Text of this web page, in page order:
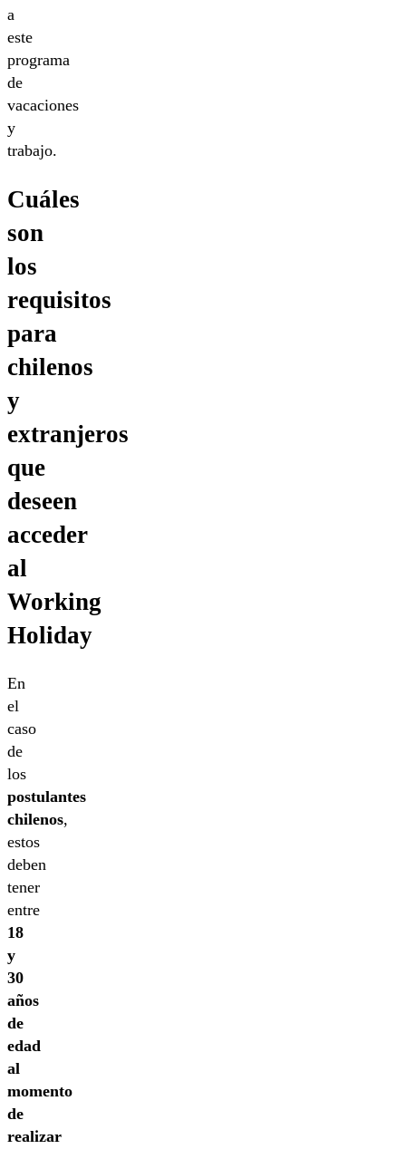
a
este
programa
de
vacaciones
y
trabajo.
Cuáles
son
los
requisitos
para
chilenos
y
extranjeros
que
deseen
acceder
al
Working
Holiday
En
el
caso
de
los
postulantes
chilenos,
estos
deben
tener
entre
18
y
30
años
de
edad
al
momento
de
realizar